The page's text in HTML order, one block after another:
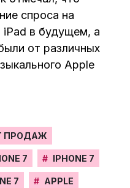
спроса на
в будущем, а
от различных
Apple
ПРОДАЖ
7 # IPHONE 7
7 # APPLE